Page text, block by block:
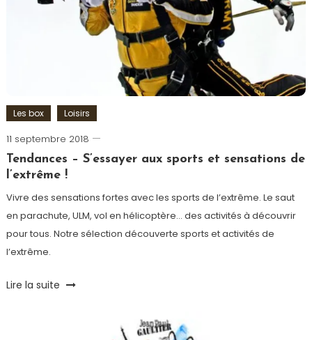
in
france,
MIF,
Terroir
Les box Loisirs
11 septembre 2018
Romain-
Paris
Tendances – S’essayer aux sports et sensations de
l’extrême !
Vivre des sensations fortes avec les sports de l’extrême. Le saut
en parachute, ULM, vol en hélicoptère… des activités à découvrir
pour tous. Notre sélection découverte sports et activités de
l’extrême.
Tagged
Lire la suite